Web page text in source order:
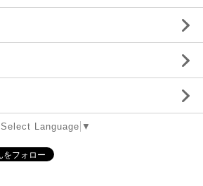
Select Language ▼